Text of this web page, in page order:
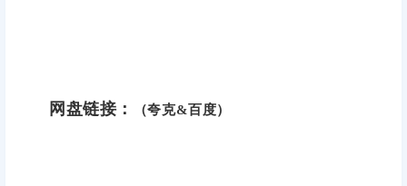
网盘链接： （夸克&百度）